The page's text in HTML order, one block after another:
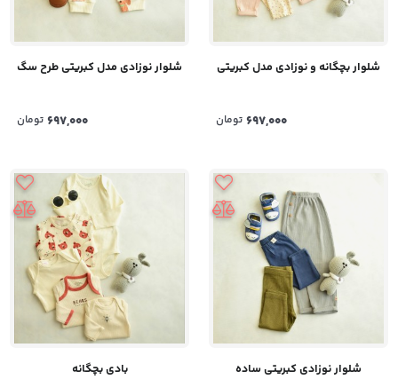
شلوار بچگانه و نوزادی مدل کبریتی
697,000 تومان
شلوار نوزادی مدل کبریتی طرح سگ
697,000 تومان
شلوار نوزادی کبریتی ساده بادی بچگانه